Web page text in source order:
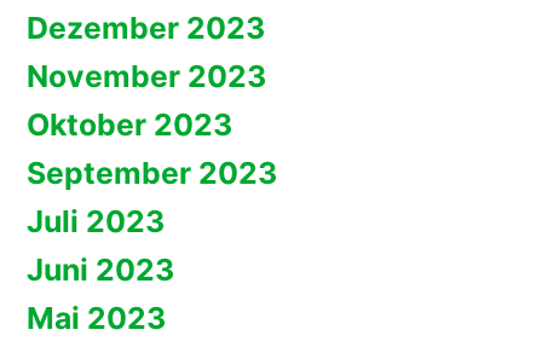
Dezember 2023
November 2023
Oktober 2023
September 2023
Juli 2023
Juni 2023
Mai 2023